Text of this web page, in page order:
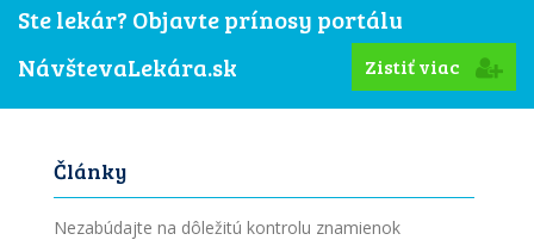
Ste lekár? Objavte prínosy portálu
NávštevaLekára.sk
Zistiť viac
Články
Nezabúdajte na dôležitú kontrolu znamienok